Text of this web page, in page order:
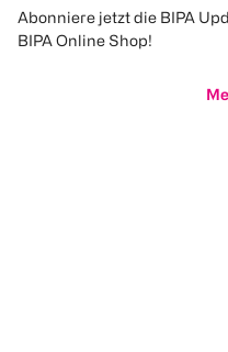
Abonniere jetzt die BIPA
BIPA Online Shop!